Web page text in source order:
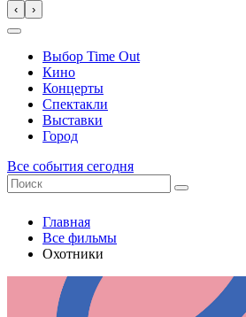
‹ ›
Выбор Time Out
Кино
Концерты
Спектакли
Выставки
Город
Все события сегодня
Главная
Все фильмы
Охотники